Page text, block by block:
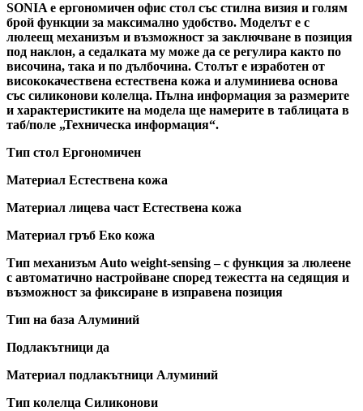
SONIA е ергономичен офис стол със стилна визия и голям
брой функции за максимално удобство. Моделът е с
люлеещ механизъм и възможност за заключване в позиция
под наклон, а седалката му може да се регулира както по
височина, така и по дълбочина. Столът е изработен от
висококачествена естествена кожа и алуминиева основа
със силиконови колелца. Пълна информация за размерите
и характеристиките на модела ще намерите в таблицата в
таб/поле „Техническа информация“.
Тип стол Ергономичен
Материал Естествена кожа
Материал лицева част Естествена кожа
Материал гръб Еко кожа
Тип механизъм Auto weight-sensing – с функция за люлеене
с автоматично настройване според тежестта на седящия и
възможност за фиксиране в изправена позиция
Тип на база Алуминий
Подлакътници да
Материал подлакътници Алуминий
Тип колелца Силиконови